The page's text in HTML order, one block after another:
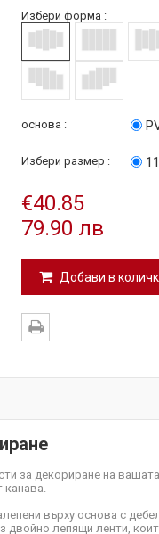
Избери форма :
основа :
Избери размер :
€40.85
79.90 лв
Добави в
за декориране на
върху основа с
двойно лепящи ленти,